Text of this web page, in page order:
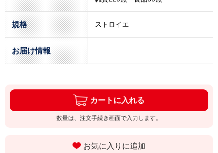
規格 ストロイエ
お届け情報
カートに入れる
数量は、注文手続き画面で入力します。
お気に入りに追加